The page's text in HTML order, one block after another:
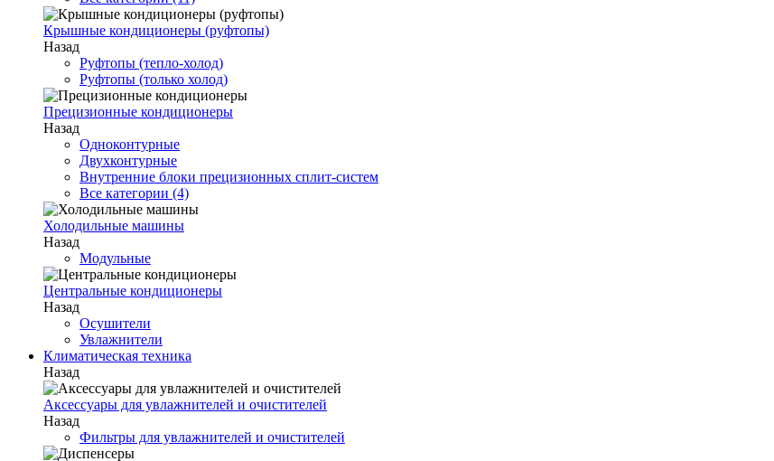
Крышные кондиционеры (руфтопы)
Назад
Руфтопы (тепло-холод)
Руфтопы (только холод)
Прецизионные кондиционеры
Назад
Одноконтурные
Двухконтурные
Внутренние блоки прецизионных сплит-систем
Все категории (4)
Холодильные машины
Назад
Модульные
Центральные кондиционеры
Назад
Осушители
Увлажнители
Климатическая техника
Назад
Аксессуары для увлажнителей и очистителей
Назад
Фильтры для увлажнителей и очистителей